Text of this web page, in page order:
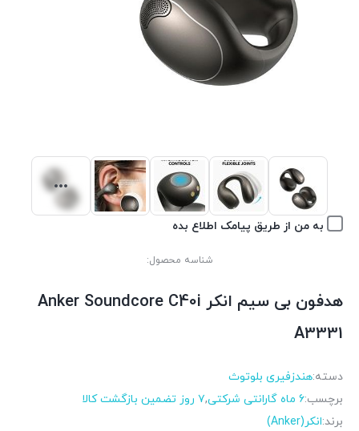
به من از طریق پیامک اطلاع بده
شناسه محصول:
هدفون بی سیم انکر Anker Soundcore C40i
A3331
دسته:هندزفیری بلوتوث
برچسب:6 ماه گارانتی شرکتی ,۷ روز تضمین بازگشت کالا
برند:انکر(Anker)